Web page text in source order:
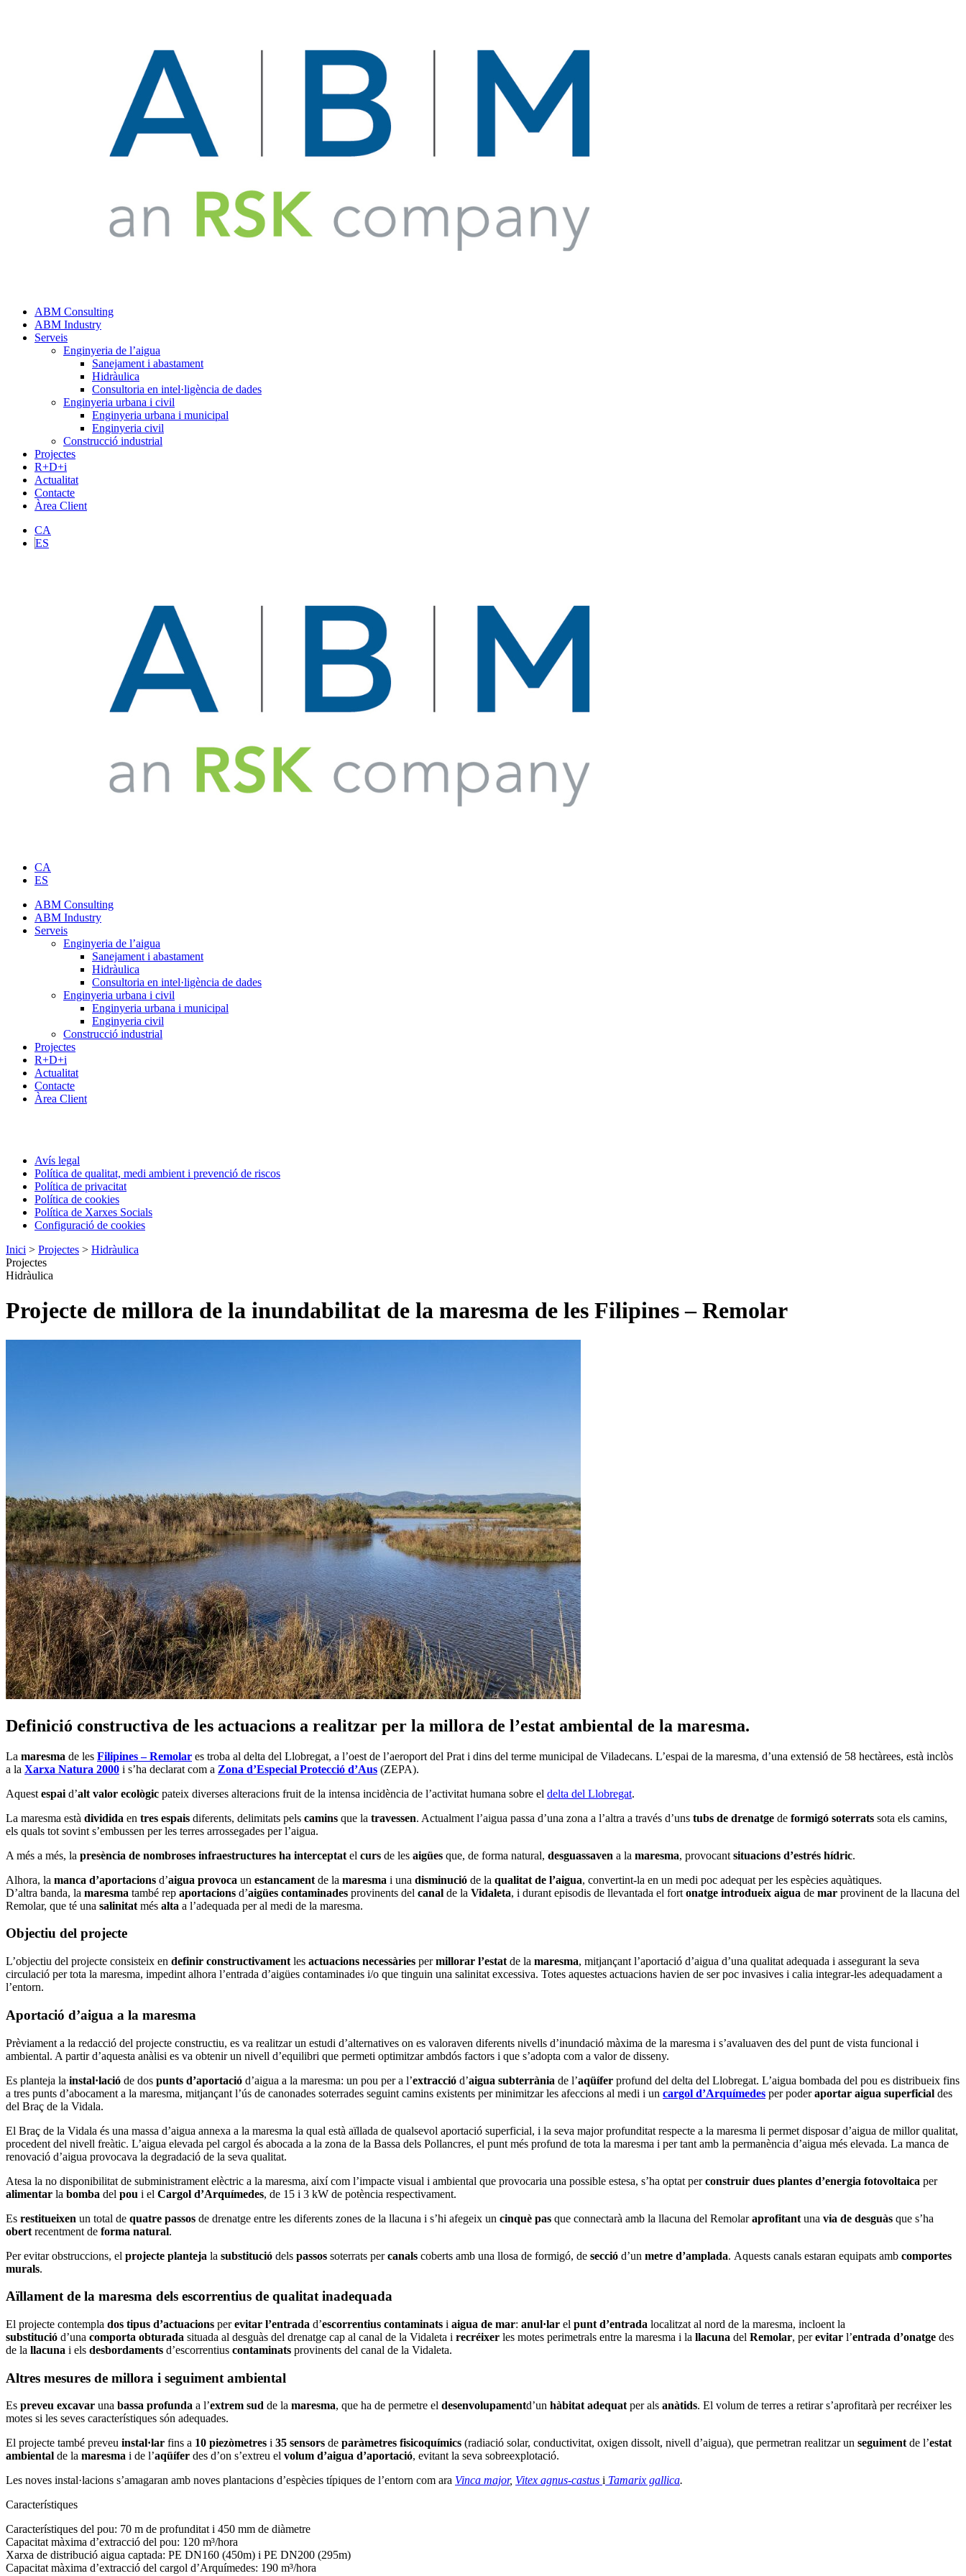
ABM Consulting
ABM Industry
Serveis
Enginyeria de l’aigua
Sanejament i abastament
Hidràulica
Consultoria en intel·ligència de dades
Enginyeria urbana i civil
Enginyeria urbana i municipal
Enginyeria civil
Construcció industrial
Projectes
R+D+i
Actualitat
Contacte
Àrea Client
CA
ES
CA
ES
ABM Consulting
ABM Industry
Serveis
Enginyeria de l’aigua
Sanejament i abastament
Hidràulica
Consultoria en intel·ligència de dades
Enginyeria urbana i civil
Enginyeria urbana i municipal
Enginyeria civil
Construcció industrial
Projectes
R+D+i
Actualitat
Contacte
Àrea Client
Avís legal
Política de qualitat, medi ambient i prevenció de riscos
Política de privacitat
Política de cookies
Política de Xarxes Socials
Configuració de cookies
Inici > Projectes > Hidràulica
Projectes
Hidràulica
Projecte de millora de la inundabilitat de la maresma de les Filipines – Remolar
Definició constructiva de les actuacions a realitzar per la millora de l’estat ambiental de la maresma.
La maresma de les Filipines – Remolar es troba al delta del Llobregat, a l’oest de l’aeroport del Prat i dins del terme municipal de Viladecans. L’espai de la maresma, d’una extensió de 58 hectàrees, està inclòs
a la Xarxa Natura 2000 i s’ha declarat com a Zona d’Especial Protecció d’Aus (ZEPA).
Aquest espai d’alt valor ecològic pateix diverses alteracions fruit de la intensa incidència de l’activitat humana sobre el delta del Llobregat.
La maresma està dividida en tres espais diferents, delimitats pels camins que la travessen. Actualment l’aigua passa d’una zona a l’altra a través d’uns tubs de drenatge de formigó soterrats sota els camins,
els quals tot sovint s’embussen per les terres arrossegades per l’aigua.
A més a més, la presència de nombroses infraestructures ha interceptat el curs de les aigües que, de forma natural, desguassaven a la maresma, provocant situacions d’estrés hídric.
Alhora, la manca d’aportacions d’aigua provoca un estancament de la maresma i una disminució de la qualitat de l’aigua, convertint-la en un medi poc adequat per les espècies aquàtiques.
D’altra banda, la maresma també rep aportacions d’aigües contaminades provinents del canal de la Vidaleta, i durant episodis de llevantada el fort onatge introdueix aigua de mar provinent de la llacuna del
Remolar, que té una salinitat més alta a l’adequada per al medi de la maresma.
Objectiu del projecte
L’objectiu del projecte consisteix en definir constructivament les actuacions necessàries permillorar l’estat de la maresma, mitjançant l’aportació d’aigua d’una qualitat adequada i assegurant la seva
circulació per tota la maresma, impedint alhora l’entrada d’aigües contaminades i/o que tinguin una salinitat excessiva. Totes aquestes actuacions havien de ser poc invasives i calia integrar-les adequadament a
l’entorn.
Aportació d’aigua a la maresma
Prèviament a la redacció del projecte constructiu, es va realitzar un estudi d’alternatives on es valoraven diferents nivells d’inundació màxima de la maresma i s’avaluaven des del punt de vista funcional i
ambiental. A partir d’aquesta anàlisi es va obtenir un nivell d’equilibri que permeti optimitzar ambdós factors i que s’adopta com a valor de disseny.
Es planteja la instal·lació de dos punts d’aportació d’aigua a la maresma: un pou per a l’extracció d’aigua subterrània de l’aqüífer profund del delta del Llobregat. L’aigua bombada del pou es distribueix fins
a tres punts d’abocament a la maresma, mitjançant l’ús de canonades soterrades seguint camins existents per minimitzar les afeccions al medi i un cargol d’Arquímedes per poderaportar aigua superficial des
del Braç de la Vidala.
El Braç de la Vidala és una massa d’aigua annexa a la maresma la qual està aïllada de qualsevol aportació superficial, i la seva major profunditat respecte a la maresma li permet disposar d’aigua de millor qualitat,
procedent del nivell freàtic. L’aigua elevada pel cargol és abocada a la zona de la Bassa dels Pollancres, el punt més profund de tota la maresma i per tant amb la permanència d’aigua més elevada. La manca de
renovació d’aigua provocava la degradació de la seva qualitat.
Atesa la no disponibilitat de subministrament elèctric a la maresma, així com l’impacte visual i ambiental que provocaria una possible estesa, s’ha optat perconstruir dues plantes d’energia fotovoltaica per
alimentar la bomba del pou i el Cargol d’Arquímedes, de 15 i 3 kW de potència respectivament.
Es restitueixen un total de quatre passos de drenatge entre les diferents zones de la llacuna i s’hi afegeix un cinquè pas que connectarà amb la llacuna del Remolaraprofitant una via de desguàs que s’ha
obert recentment de forma natural.
Per evitar obstruccions, el projecte planteja la substitució dels passos soterrats percanals coberts amb una llosa de formigó, de secció d’un metre d’amplada. Aquests canals estaran equipats amb comportes
murals.
Aïllament de la maresma dels escorrentius de qualitat inadequada
El projecte contempla dos tipus d’actuacions perevitar l’entrada d’escorrentius contaminats i aigua de mar: anul·lar el punt d’entrada localitzat al nord de la maresma, incloent la
substitució d’una comporta obturada situada al desguàs del drenatge cap al canal de la Vidaleta i recréixer les motes perimetrals entre la maresma i la llacuna del Remolar, perevitar l’entrada d’onatge des
de la llacuna i els desbordaments d’escorrentius contaminats provinents del canal de la Vidaleta.
Altres mesures de millora i seguiment ambiental
Es preveu excavar una bassa profunda a l’extrem sud de la maresma, que ha de permetre el desenvolupamentd’un hàbitat adequatper als anàtids. El volum de terres a retirar s’aprofitarà per recréixer les
motes si les seves característiques són adequades.
El projecte també preveu instal·lar fins a 10 piezòmetres i 35 sensors de paràmetres fisicoquímics (radiació solar, conductivitat, oxigen dissolt, nivell d’aigua), que permetran realitzar un seguimentde l’estat
ambiental de la maresma i de l’aqüífer des d’on s’extreu el volum d’aigua d’aportació, evitant la seva sobreexplotació.
Les noves instal·lacions s’amagaran amb noves plantacions d’espècies típiques de l’entorn com ara Vinca major, Vitex agnus-castus i Tamarix gallica.
Característiques
Característiques del pou: 70 m de profunditat i 450 mm de diàmetre
Capacitat màxima d’extracció del pou: 120 m³/hora
Xarxa de distribució aigua captada: PE DN160 (450m) i PE DN200 (295m)
Capacitat màxima d’extracció del cargol d’Arquímedes: 190 m³/hora